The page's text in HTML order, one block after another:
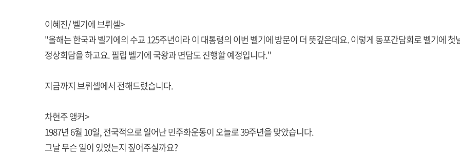
이혜진/ 벨기에 브뤼셀>
"올해는 한국과 벨기에의 수교 125주년이라 이 대통령의 이번 벨기에 방문이 더 뜻깊은데요. 이렇게 동포간담회로 벨기에
정상회담을 하고요. 필립 벨기에 국왕과 면담도 진행할 예정입니다."
지금까지 브뤼셀에서 전해드렸습니다.
차현주 앵커>
1987년 6월 10일, 전국적으로 일어난 민주화운동이 오늘로 39주년을 맞았습니다.
그날 무슨 일이 있었는지 짚어주실까요?